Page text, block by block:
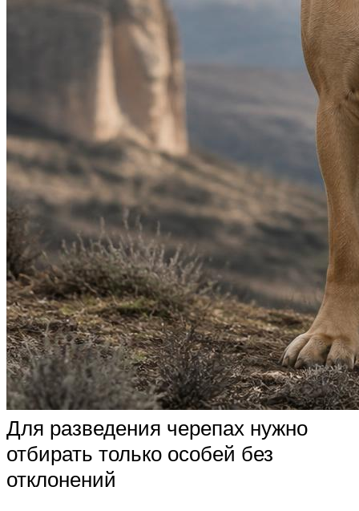
Для разведения черепах нужно
отбирать только особей без
отклонений